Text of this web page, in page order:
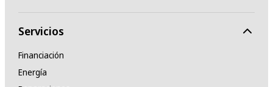
Servicios
Financiación
Energía